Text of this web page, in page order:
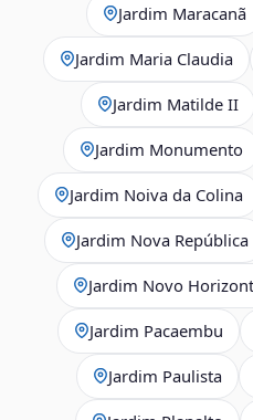
Jardim Maracanã
Jardim Maria Claudia
Jardim Matilde II
Jardim Monumento
Jardim Noiva da Colina
Jardim Nova República
Jardim Novo
Jardim Pacaembu
Jardim Paulista